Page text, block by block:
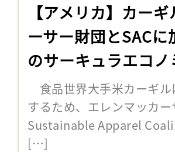
【アメリカ】カー
ーサー財団とSAC
のサーキュラエコ
食品世界大手米カーギ
するため、エレンマッカ
Sustainable Apparel
[…]